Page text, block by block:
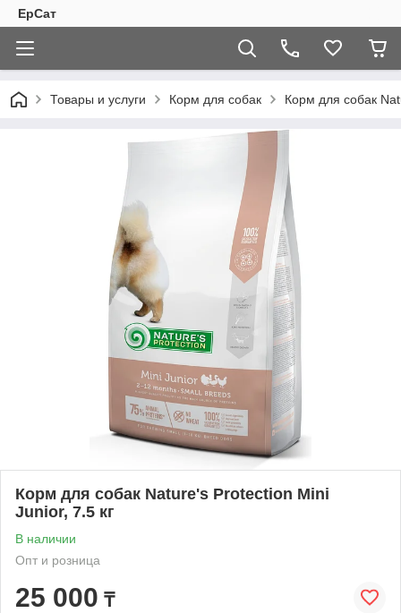
ЕрСат
Товары и услуги Корм для собак Корм для собак
Корм для собак Nature's Protection Mini
Junior, 7.5 кг
В наличии
Опт и розница
25 000 ₸